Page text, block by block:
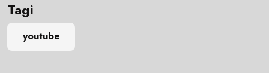
Tagi
youtube